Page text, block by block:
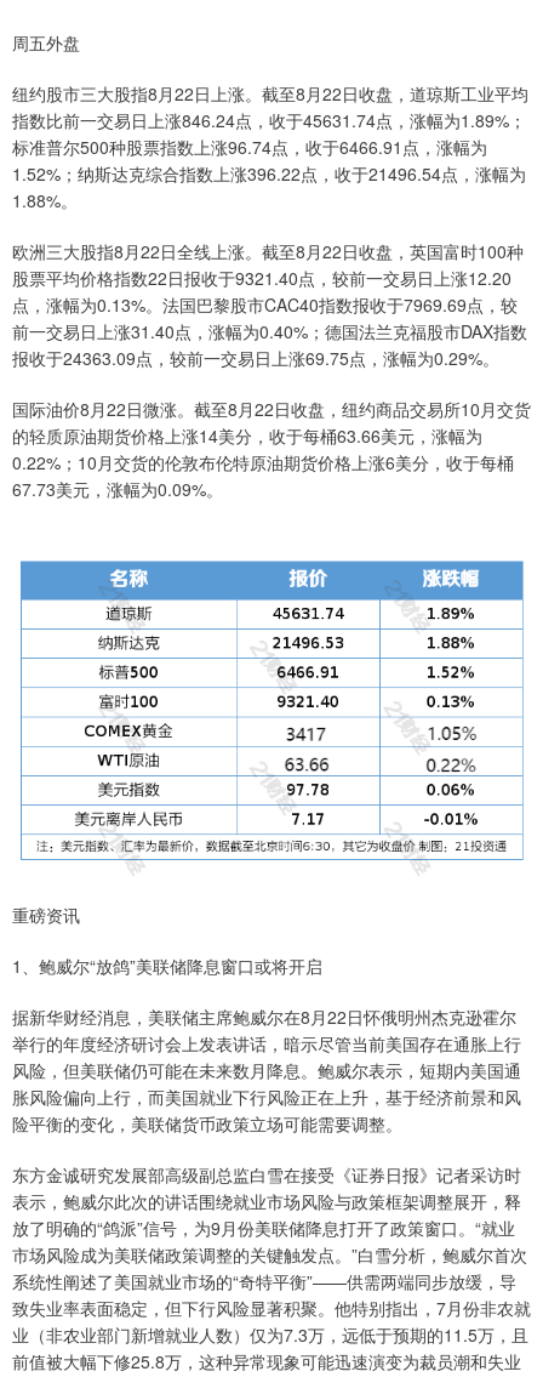
周五外盘
纽约股市三大股指8月22日上涨。截至8月22日收盘，道琼斯工业平均
指数比前一交易日上涨846.24点，收于45631.74点，涨幅为1.89%；
标准普尔500种股票指数上涨96.74点，收于6466.91点，涨幅为
1.52%；纳斯达克综合指数上涨396.22点，收于21496.54点，涨幅为
1.88%。
欧洲三大股指8月22日全线上涨。截至8月22日收盘，英国富时100种
股票平均价格指数22日报收于9321.40点，较前一交易日上涨12.20
点，涨幅为0.13%。法国巴黎股市CAC40指数报收于7969.69点，较
前一交易日上涨31.40点，涨幅为0.40%；德国法兰克福股市DAX指数
报收于24363.09点，较前一交易日上涨69.75点，涨幅为0.29%。
国际油价8月22日微涨。截至8月22日收盘，纽约商品交易所10月交货
的轻质原油期货价格上涨14美分，收于每桶63.66美元，涨幅为
0.22%；10月交货的伦敦布伦特原油期货价格上涨6美分，收于每桶
67.73美元，涨幅为0.09%。
重磅资讯
1、鲍威尔“放鸽”美联储降息窗口或将开启
据新华财经消息，美联储主席鲍威尔在8月22日怀俄明州杰克逊霍尔
举行的年度经济研讨会上发表讲话，暗示尽管当前美国存在通胀上行
风险，但美联储仍可能在未来数月降息。鲍威尔表示，短期内美国通
胀风险偏向上行，而美国就业下行风险正在上升，基于经济前景和风
险平衡的变化，美联储货币政策立场可能需要调整。
东方金诚研究发展部高级副总监白雪在接受《证券日报》记者采访时
表示，鲍威尔此次的讲话围绕就业市场风险与政策框架调整展开，释
放了明确的“鸽派”信号，为9月份美联储降息打开了政策窗口。“就业
市场风险成为美联储政策调整的关键触发点。”白雪分析，鲍威尔首次
系统性阐述了美国就业市场的“奇特平衡”——供需两端同步放缓，导
致失业率表面稳定，但下行风险显著积聚。他特别指出，7月份非农就
业（非农业部门新增就业人数）仅为7.3万，远低于预期的11.5万，且
前值被大幅下修25.8万，这种异常现象可能迅速演变为裁员潮和失业